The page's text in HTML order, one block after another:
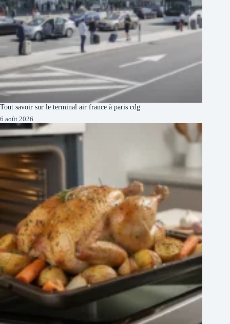
Tout savoir sur le terminal air france à paris cdg
6 août 2026